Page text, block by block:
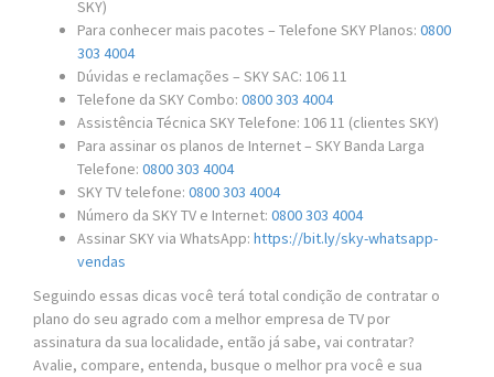
SKY)
Para conhecer mais pacotes – Telefone SKY Planos: 0800
303 4004
Dúvidas e reclamações – SKY SAC: 106 11
Telefone da SKY Combo: 0800 303 4004
Assistência Técnica SKY Telefone: 106 11 (clientes SKY)
Para assinar os planos de Internet – SKY Banda Larga
Telefone: 0800 303 4004
SKY TV telefone: 0800 303 4004
Número da SKY TV e Internet: 0800 303 4004
Assinar SKY via WhatsApp: https://bit.ly/sky-whatsapp-
vendas
Seguindo essas dicas você terá total condição de contratar o
plano do seu agrado com a melhor empresa de TV por
assinatura da sua localidade, então já sabe, vai contratar?
Avalie, compare, entenda, busque o melhor pra você e sua